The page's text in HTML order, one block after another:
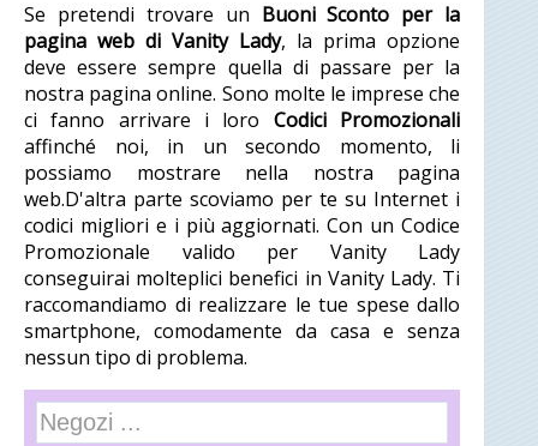
Se pretendi trovare un Buoni Sconto per la
pagina web di Vanity Lady, la prima opzione
deve essere sempre quella di passare per la
nostra pagina online. Sono molte le imprese che
ci fanno arrivare i loro Codici Promozionali
affinché noi, in un secondo momento, li
possiamo mostrare nella nostra pagina
web.D'altra parte scoviamo per te su Internet i
codici migliori e i più aggiornati. Con un Codice
Promozionale valido per Vanity Lady
conseguirai molteplici benefici in Vanity Lady. Ti
raccomandiamo di realizzare le tue spese dallo
smartphone, comodamente da casa e senza
nessun tipo di problema.